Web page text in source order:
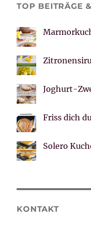
TOP BEITRÄGE
Joghurt-
Friss dich
Solero
KONTAKT